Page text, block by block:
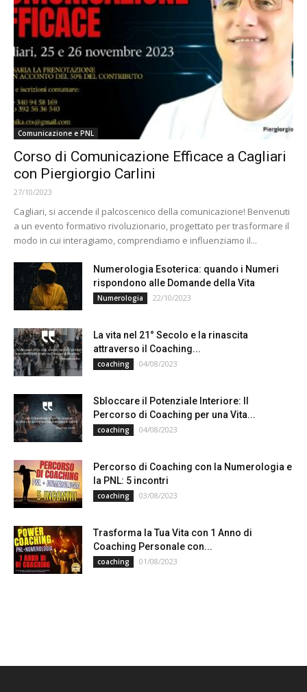
Comunicazione e PNL
Corso di Comunicazione Efficace a Cagliari
con Piergiorgio Carlini
27/10/2023
Cagliari, si accende il palcoscenico della comunicazione! Benvenuti
a un evento formativo rivoluzionario, progettato per trasformare il
modo in cui interagiamo, comprendiamo e influenziamo il...
Numerologia Esoterica: quando i Numeri
rispondono alle Domande della Vita
Numerologia 22/10/2023
La vita nel 21° Secolo e la rinascita
attraverso il Coaching...
coaching 04/08/2023
Sbloccare il Potenziale Interiore: Il
Percorso di Coaching per una Vita...
coaching 04/08/2023
Percorso di Coaching con la Numerologia e
la PNL: 5 incontri
coaching 03/08/2023
Trasforma la Tua Vita con 1 Anno di
Coaching Personale con...
coaching 01/08/2023